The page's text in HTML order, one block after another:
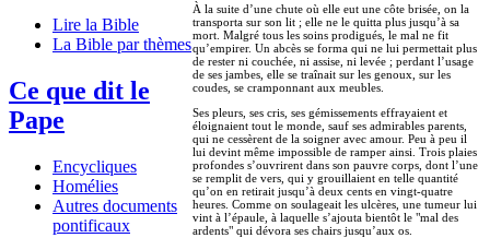
Lire la Bible
La Bible par thèmes
Ce que dit le
Pape
Encycliques
Homélies
Autres documents
pontificaux
À la suite d’une chute où elle eut une côte brisée, on la
transporta sur son lit ; elle ne le quitta plus jusqu’à sa
mort. Malgré tous les soins prodigués, le mal ne fit
qu’empirer. Un abcès se forma qui ne lui permettait plus
de rester ni couchée, ni assise, ni levée ; perdant l’usage
de ses jambes, elle se traînait sur les genoux, sur les
coudes, se cramponnant aux meubles.
Ses pleurs, ses cris, ses gémissements effrayaient et
éloignaient tout le monde, sauf ses admirables parents,
qui ne cessèrent de la soigner avec amour. Peu à peu il
lui devint même impossible de ramper ainsi. Trois plaies
profondes s’ouvrirent dans son pauvre corps, dont l’une
se remplit de vers, qui y grouillaient en telle quantité
qu’on en retirait jusqu’à deux cents en vingt-quatre
heures. Comme on soulageait les ulcères, une tumeur lui
vint à l’épaule, à laquelle s’ajouta bientôt le "mal des
ardents" qui dévora ses chairs jusqu’aux os.